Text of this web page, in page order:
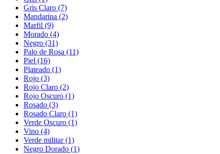
Gris Claro (7)
Mandarina (2)
Marfil (9)
Morado (4)
Negro (31)
Palo de Rosa (11)
Piel (16)
Plateado (1)
Rojo (3)
Rojo Claro (2)
Rojo Oscuro (1)
Rosado (3)
Rosado Claro (1)
Verde Oscuro (1)
Vino (4)
Verde militar (1)
Negro Dorado (1)